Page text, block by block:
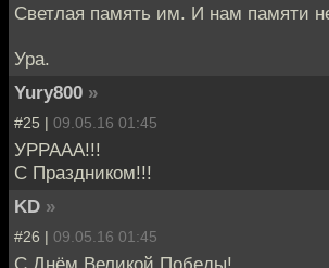
Светлая память им. И нам памяти
Ура.
Yury800 »
#25 | 09.05.16 01:45
УРРААА!!!
С Праздником!!!
KD »
#26 | 09.05.16 01:45